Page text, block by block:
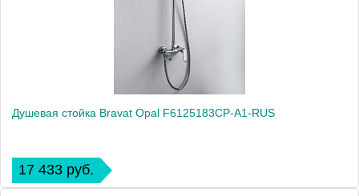
Душевая стойка Bravat Opal F6125183CP-A1-RUS
17 433 руб.